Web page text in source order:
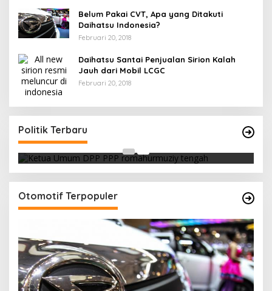
Belum Pakai CVT, Apa yang Ditakuti
Daihatsu Indonesia?
Februari 20, 2018
Daihatsu Santai Penjualan Sirion Kalah
Jauh dari Mobil LCGC
Februari 20, 2018
Politik Terbaru
Strategi PPP Menangkan Duet Ganjar dan Gus
Yasin
Otomotif Terpopuler